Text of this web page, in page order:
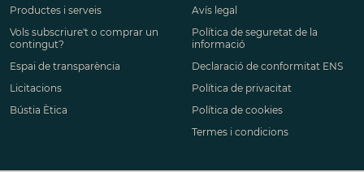
Productes i serveis
Vols subscriure't o comprar un
contingut?
Espai de transparència
Licitacions
Bústia Ètica
Avís legal
Política de seguretat de la
informació
Declaració de conformitat ENS
Política de privacitat
Política de cookies
Termes i condicions